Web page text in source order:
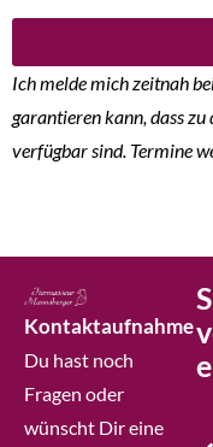
Ich melde mich zeitnah
garantieren kann, dass zu
verfügbar sind. Termine
Kontaktaufnahme
Du hast noch
Fragen oder
wünscht Dir eine